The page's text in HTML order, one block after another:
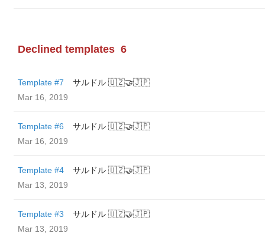
Declined templates 6
Template #7
サルドル 🇺🇿🤝🇯🇵
Mar 16, 2019
Template #6
サルドル 🇺🇿🤝🇯🇵
Mar 16, 2019
Template #4
サルドル 🇺🇿🤝🇯🇵
Mar 13, 2019
Template #3
サルドル 🇺🇿🤝🇯🇵
Mar 13, 2019